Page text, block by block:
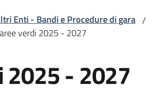
Enti - Bandi e Procedure di gara /
verdi 2025 - 2027
2025 - 2027